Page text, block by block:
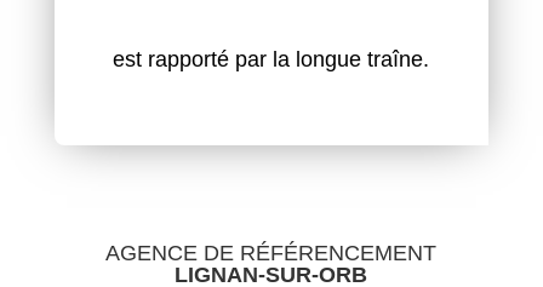
est rapporté par la longue traîne.
AGENCE DE RÉFÉRENCEMENT
LIGNAN-SUR-ORB